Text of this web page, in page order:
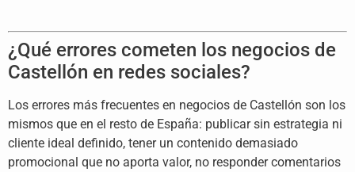
¿Qué errores cometen los negocios de
Castellón en redes sociales?
Los errores más frecuentes en negocios de Castellón son los
mismos que en el resto de España: publicar sin estrategia ni
cliente ideal definido, tener un contenido demasiado
promocional que no aporta valor, no responder comentarios